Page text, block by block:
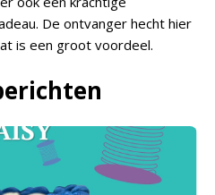
De ontvanger hecht hier
is een groot voordeel.